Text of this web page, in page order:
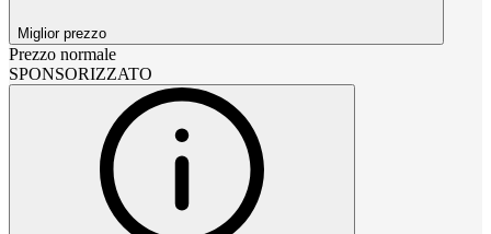
Miglior prezzo
Prezzo normale
SPONSORIZZATO